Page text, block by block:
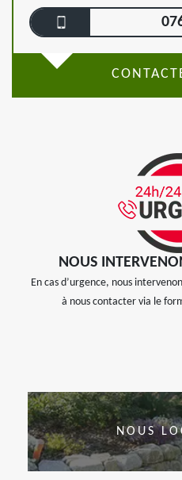
NOUS
En cas d’urgence, nous
à nous contacter via le
NOUS